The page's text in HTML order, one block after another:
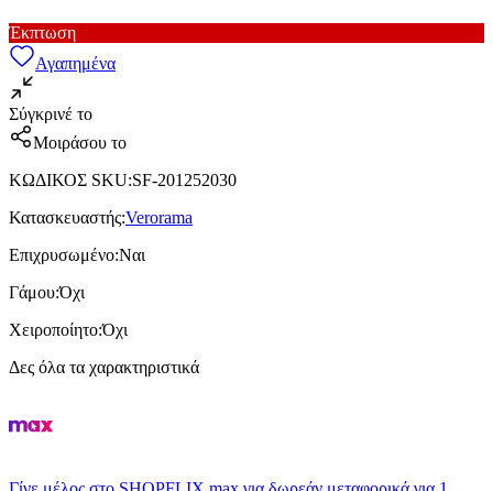
Έκπτωση
Αγαπημένα
Σύγκρινέ το
Μοιράσου το
ΚΩΔΙΚΟΣ SKU:SF-201252030
Κατασκευαστής:Verorama
Επιχρυσωμένο:Ναι
Γάμου:Όχι
Χειροποίητο:Όχι
Δες όλα τα χαρακτηριστικά